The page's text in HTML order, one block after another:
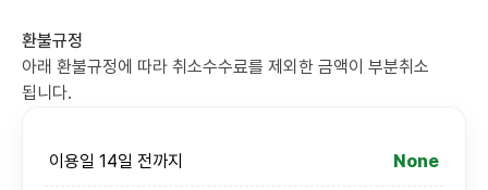
환불규정
아래 환불규정에 따라 취소수수료를 제외한 금액이 부분취소
됩니다.
이용일 14일 전까지 None